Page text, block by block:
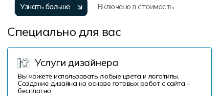
Узнать больше Включено в стоимость
Специально для вас
Услуги дизайнера
Вы можете использовать любые цвета и логотипы.
Создание дизайна на основе готовых работ с сайта -
бесплатно